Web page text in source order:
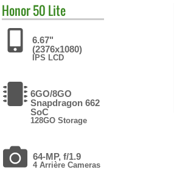
Honor50 Lite
6.67"
(2376x1080)
IPS LCD
6GO/8GO
Snapdragon 662
SoC
128GO Storage
64-MP, f/1.9
4 Arrière Cameras